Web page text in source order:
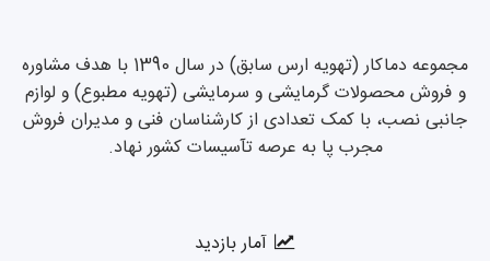
مجموعه دماکار (تهویه ارس سابق) در سال 1390 با هدف مشاوره
و فروش محصولات گرمایشی و سرمایشی (تهویه مطبوع) و لوازم
جانبی نصب، با کمک تعدادی از کارشناسان فنی و مدیران فروش
مجرب پا به عرصه تآسیسات کشور نهاد.
آمار بازدید